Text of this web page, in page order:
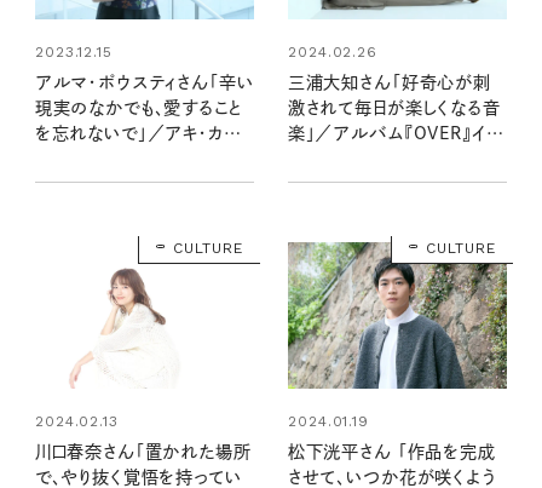
2023.12.15
アルマ・ポウスティさん「辛い
現実のなかでも、愛すること
を忘れないで」／アキ・カウリ
ンタビュー
2024.02.26
三浦大知さん「好奇心が刺
激されて毎日が楽しくなる音
楽」／アルバム『OVER』イン
CULTURE
2024.02.13
川口春奈さん「置かれた場所
で、やり抜く覚悟を持ってい
CULTURE
2024.01.19
松下洸平さん 「作品を完成
させて、いつか花が咲くよう